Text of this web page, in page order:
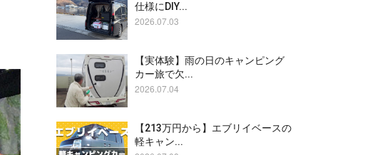
仕様にDIY...
2026.07.03
【実体験】雨の日のキャンピング
カー旅で欠...
2026.07.04
【213万円から】エブリイベースの
軽キャン...